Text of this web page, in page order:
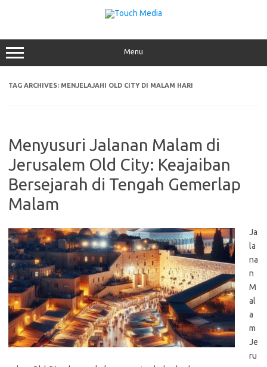
Menu
TAG ARCHIVES: MENJELAJAHI OLD CITY DI MALAM HARI
Menyusuri Jalanan Malam di
Jerusalem Old City: Keajaiban
Bersejarah di Tengah Gemerlap
Malam
Ja
la
na
n
M
al
a
m
Je
ru